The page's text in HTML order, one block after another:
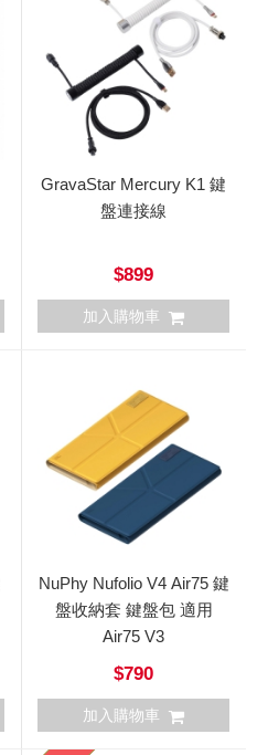
GravaStar Mercury K1 鍵
盤連接線
$899
加入購物車
NuPhy Nufolio V4 Air75 鍵
盤收納套 鍵盤包 適用
Air75 V3
$790
加入購物車